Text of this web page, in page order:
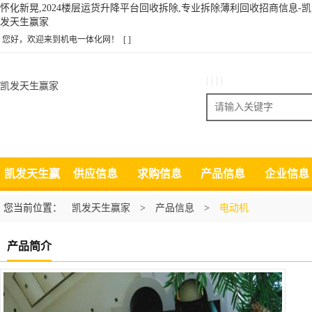
怀化新晃,2024楼层运货升降平台回收拆除,专业拆除薄利回收招商信息-凯
发天生赢家
您好，欢迎来到机电一体化网！ [ ]
凯发天生赢家
搜索
凯发天生赢
家
供应信息 求购信息 产品信息 企业信息
您当前位置： 凯发天生赢家 > 产品信息 > 电动机
产品简介